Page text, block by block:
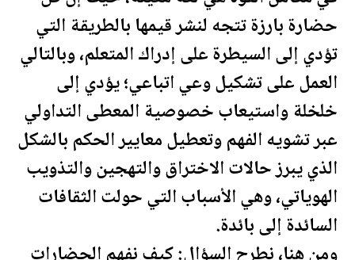
حضارة بارزة تتجه لنشر قيمها بالطريقة التي
تؤدي إلى السيطرة على إدراك المتعلم، وبالتالي
العمل على تشكيل وعي اتباعي؛ يؤدي إلى
خلخلة واستيعاب خصوصية المعطى التداولي
عبر تشويه الفهم وتعطيل معايير الحكم بالشكل
الذي يبرز حالات الاختراق والتهجين والتذويب
الهوياتي، وهي الأسباب التي حولت الثقافات
السائدة إلى بائدة.